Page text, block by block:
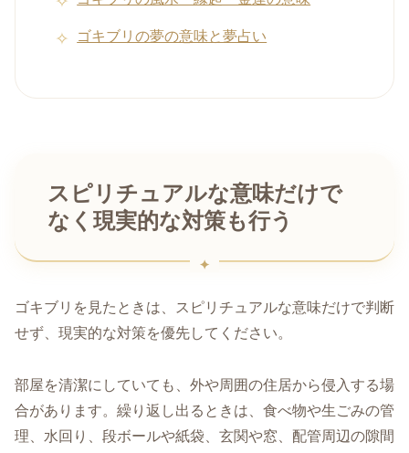
ゴキブリの夢の意味と夢占い
スピリチュアルな意味だけで
なく現実的な対策も行う
ゴキブリを見たときは、スピリチュアルな意味だけで判断
せず、現実的な対策を優先してください。
部屋を清潔にしていても、外や周囲の住居から侵入する場
合があります。繰り返し出るときは、食べ物や生ごみの管
理、水回り、段ボールや紙袋、玄関や窓、配管周辺の隙間